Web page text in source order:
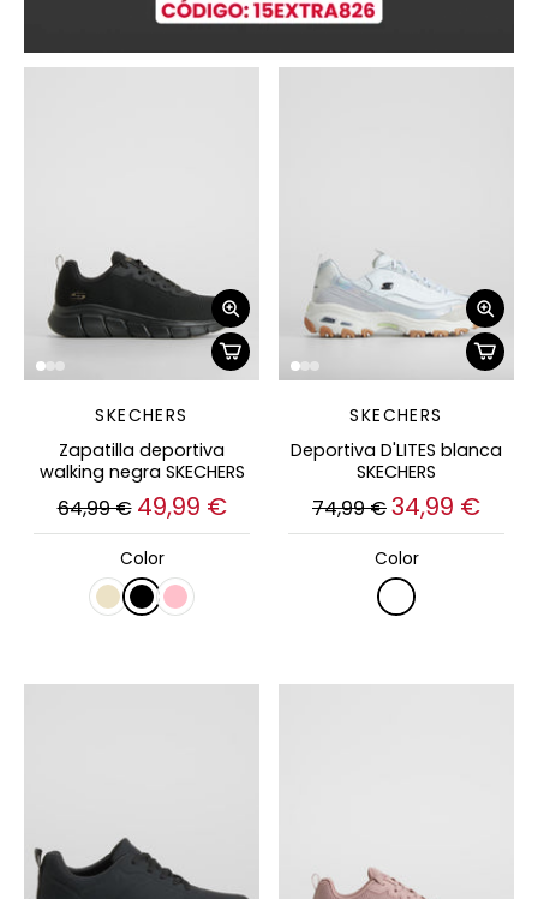
SKECHERS
Zapatilla deportiva
walking negra SKECHERS
64,99 € 49,99 €
Color
SKECHERS
Deportiva D'LITES blanca
SKECHERS
74,99 €34,99 €
Color